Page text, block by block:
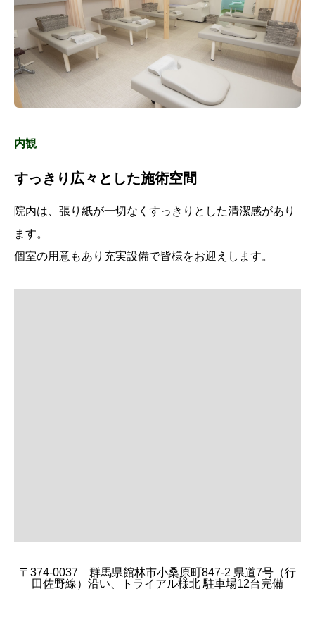
内観
すっきり広々とした施術空間
院内は、張り紙が一切なくすっきりとした清潔感があり
ます。
個室の用意もあり充実設備で皆様をお迎えします。
〒374-0037 群馬県館林市小桑原町847-2 県道7号（行
田佐野線）沿い、トライアル様北 駐車場12台完備